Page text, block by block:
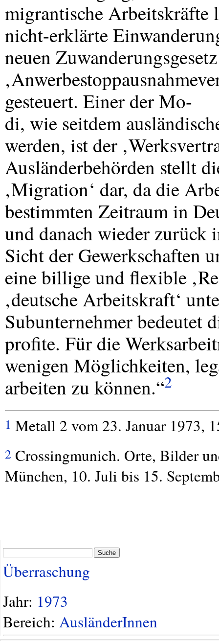
migrantische Arbeitskräfte
nicht-erklärte
neuen
gesteuert. Einer der Mo-
di, wie seitdem
werden, ist der
Ausländerbehörden stellt
‚Migration‘ dar, da die
bestimmten Zeitraum in
und danach wieder zurück
Sicht der Gewerkschaften
eine billige und flexible
‚deutsche Arbeitskraft‘
Subunternehmer bedeutet
profite. Für die
wenigen Möglichkeiten,
arbeiten zu können.“2
1 Metall 2 vom 23. Januar 1973,
2 Crossingmunich. Orte, Bilder
München, 10. Juli bis 15.
Suche
Überraschung
Jahr: 1973
Bereich: AusländerInnen